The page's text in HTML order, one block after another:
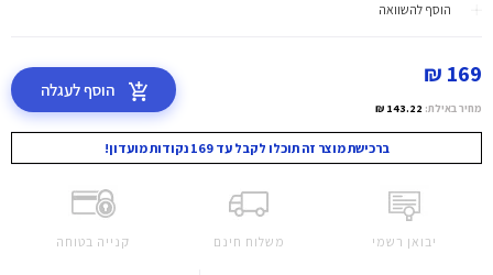
הוסף להשוואה
169 ₪
מחיר באילת: 143.22 ₪
הוסף לעגלה
ברכישת מוצר זה תוכלו לקבל עד 169 נקודות מועדון!
יבואן רשמי משלוח חינם קנייה בטוחה